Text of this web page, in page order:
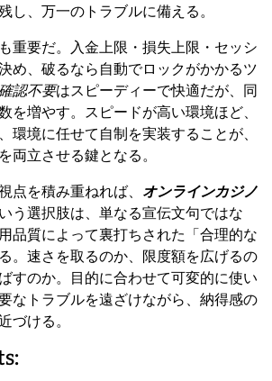
し、万一のトラブルに備える。
重要だ。入金上限・損失上限・セッシ
め、破るなら自動でロックがかかるツ
認不要はスピーディーで快適だが、同
を増やす。スピードが高い環境ほど、
環境に任せて自制を実装することが、
両立させる鍵となる。
点を積み重ねれば、 オンラインカジノ
う選択肢は、単なる宣伝文句ではな
品質によって裏打ちされた「合理的な
。速さを取るのか、限度額を広げるの
すのか。目的に合わせて可変的に使い
なトラブルを遠ざけながら、納得感の
づける。